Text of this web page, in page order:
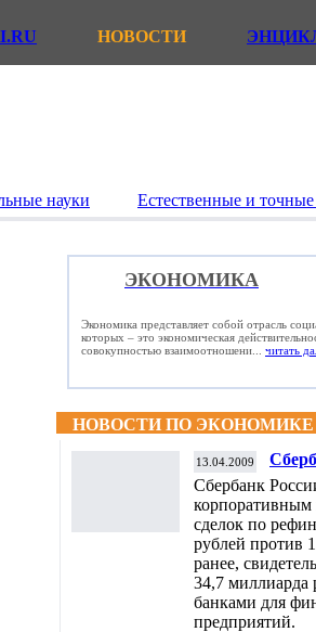
НОВОСТИ
науки Естественные и
ЭКОНОМИКА
Экономика представляет собой отрасль
которых – это экономическая
совокупностью взаимоотношени... читать
НОВОСТИ ПО ЭКОНОМИКЕ
13.04.2009
Сбербанк
корпоративным
сделок по
рублей против
ранее,
34,7 миллиарда
банками для
предприятий.